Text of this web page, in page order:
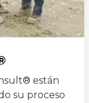
están
su proceso